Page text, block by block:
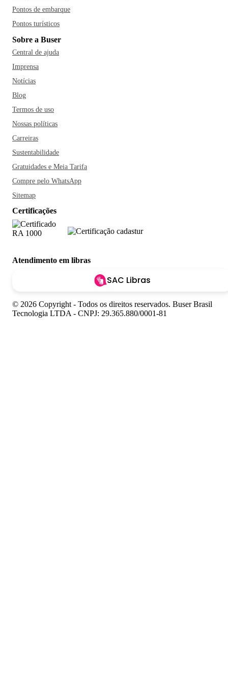
Pontos de embarque
Pontos turísticos
Sobre a Buser
Central de ajuda
Imprensa
Notícias
Blog
Termos de uso
Nossas políticas
Carreiras
Sustentabilidade
Gratuidades e Meia Tarifa
Compre pelo WhatsApp
Sitemap
Certificações
Atendimento em libras
SAC Libras
© 2026 Copyright - Todos os direitos reservados. Buser Brasil
Tecnologia LTDA - CNPJ: 29.365.880/0001-81